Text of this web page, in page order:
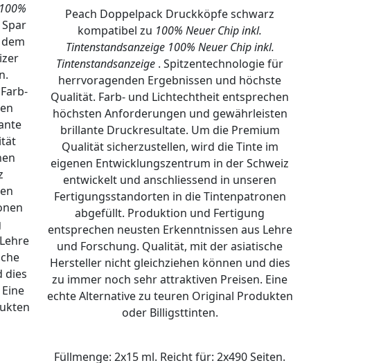
100%
dies
Peach Doppelpack Druckköpfe schwarz
kompatibel zu 100% Neuer Chip inkl.
Tintenstandsanzeige 100% Neuer Chip inkl.
Tintenstandsanzeige . Spitzentechnologie für
herrvoragenden Ergebnissen und höchste
Qualität. Farb- und Lichtechtheit entsprechen
höchsten Anforderungen und gewährleisten
brillante Druckresultate. Um die Premium
Qualität sicherzustellen, wird die Tinte im
eigenen Entwicklungszentrum in der Schweiz
entwickelt und anschliessend in unseren
Fertigungsstandorten in die Tintenpatronen
abgefüllt. Produktion und Fertigung
entsprechen neusten Erkenntnissen aus Lehre
und Forschung. Qualität, mit der asiatische
Hersteller nicht gleichziehen können und dies
zu immer noch sehr attraktiven Preisen. Eine
echte Alternative zu teuren Original Produkten
oder Billigsttinten.
Füllmenge: 2x15 ml. Reicht für: 2x490 Seiten.